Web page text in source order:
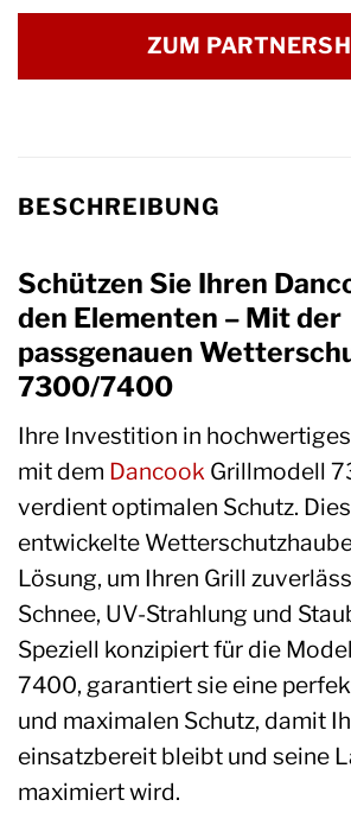
ZUM
BESCHREIBUNG
Schützen Sie Ihren
den Elementen – Mit der
passgenauen
7300/7400
Ihre Investition in
mit dem Dancook Grillmodell
verdient optimalen Schutz.
entwickelte
Lösung, um Ihren Grill
Schnee, UV-Strahlung und
Speziell konzipiert für die
7400, garantiert sie eine
und maximalen Schutz, damit
einsatzbereit bleibt und seine
maximiert wird.